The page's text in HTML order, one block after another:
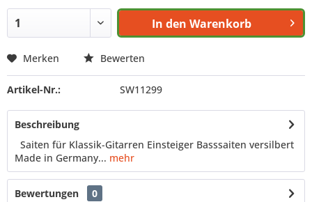
In den Warenkorb
Merken Bewerten
Artikel-Nr.: SW11299
Beschreibung
Saiten für Klassik-Gitarren Einsteiger Basssaiten versilbert
Made in Germany... mehr
Bewertungen
0